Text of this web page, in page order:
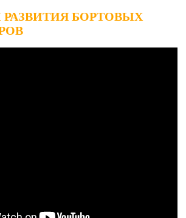
БОРТОВЫХ